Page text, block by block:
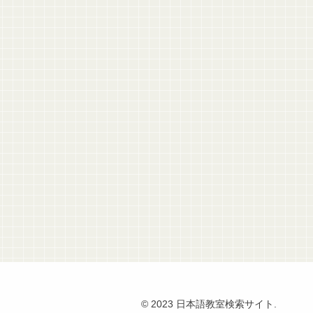
© 2023 日本語教室検索サイト.